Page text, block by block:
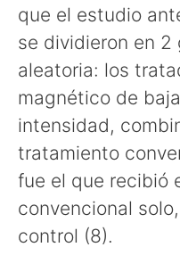
que el estudio
se dividieron en 2
aleatoria: los
magnético de
intensidad,
tratamiento
fue el que recibió
convencional
control (8).